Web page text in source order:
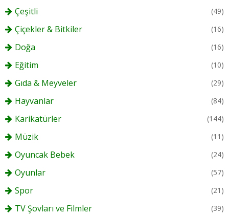
Çeşitli (49)
Çiçekler & Bitkiler (16)
Doğa (16)
Eğitim (10)
Gıda & Meyveler (29)
Hayvanlar (84)
Karikatürler (144)
Müzik (11)
Oyuncak Bebek (24)
Oyunlar (57)
Spor (21)
TV Şovları ve Filmler (39)